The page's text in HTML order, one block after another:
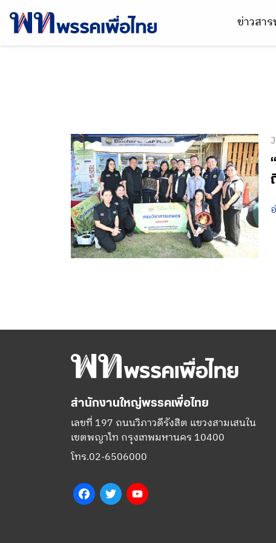
ข่าวสา
สำนักงานใหญ่พรรคเพื่อไทย
เลขที่ 197 ถนนวิภาวดีรังสิต แขวงสามเสนใน
เขตพญาไท กรุงเทพมหานคร 10400
โทร.02-6506000
FacebookTwitter